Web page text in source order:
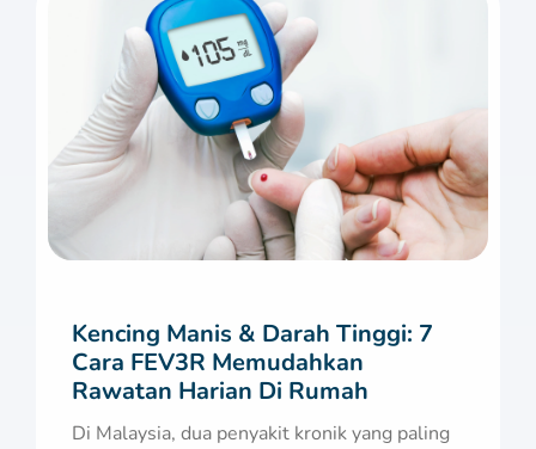
Kencing Manis & Darah Tinggi: 7
Cara FEV3R Memudahkan
Rawatan Harian Di Rumah
Di Malaysia, dua penyakit kronik yang paling